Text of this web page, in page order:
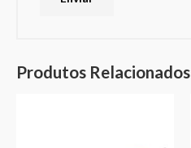
Produtos Relacionados